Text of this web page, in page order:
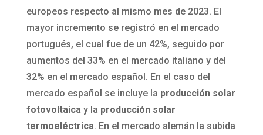
europeos respecto al mismo mes de 2023. El
mayor incremento se registró en el mercado
portugués, el cual fue de un 42%, seguido por
aumentos del 33% en el mercado italiano y del
32% en el mercado español. En el caso del
mercado español se incluye la producción solar
fotovoltaicay la producción solar
termoeléctrica. En el mercado alemán la subida